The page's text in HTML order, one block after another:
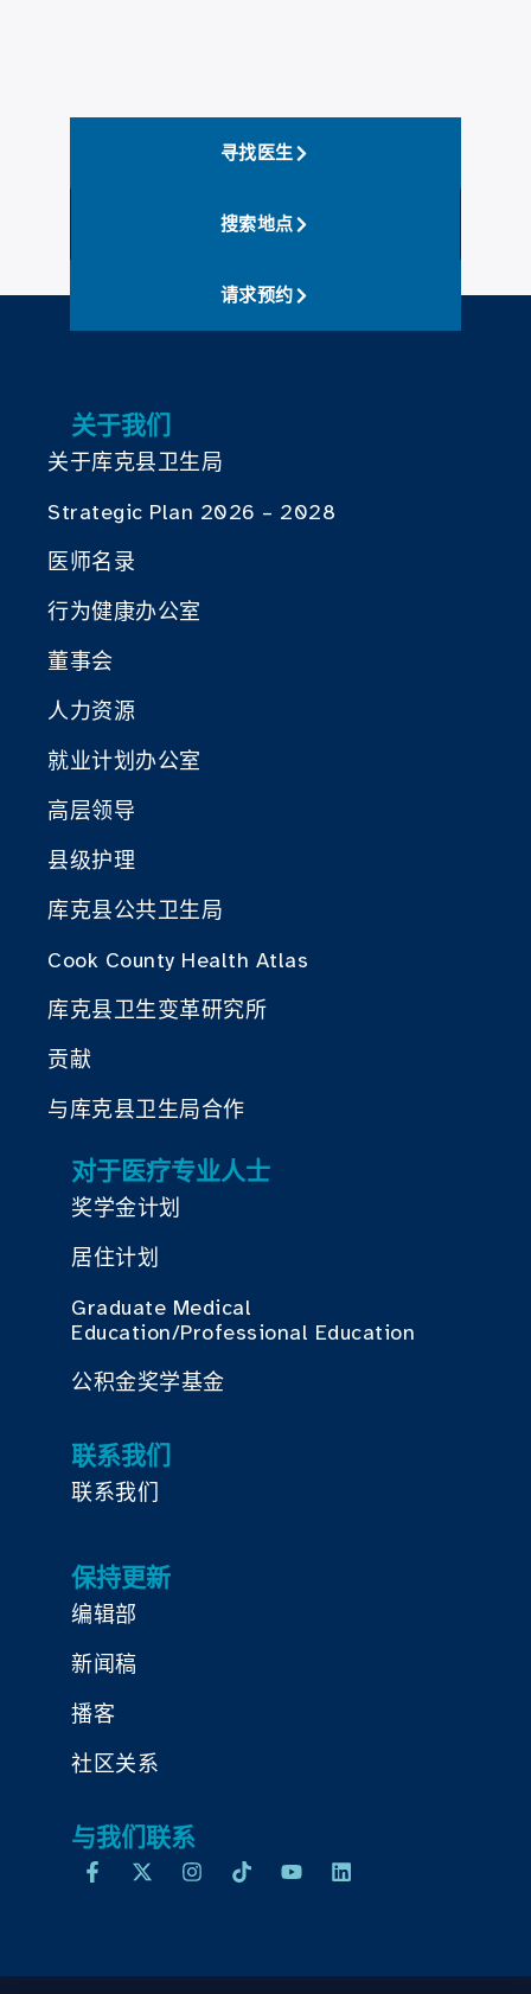
寻找医生
搜索地点
请求预约
关于我们
关于库克县卫生局
Strategic Plan 2026 – 2028
医师名录
行为健康办公室
董事会
人力资源
就业计划办公室
高层领导
县级护理
库克县公共卫生局
Cook County Health Atlas
库克县卫生变革研究所
贡献
与库克县卫生局合作
对于医疗专业人士
奖学金计划
居住计划
Graduate Medical
Education/Professional Education
公积金奖学基金
联系我们
联系我们
保持更新
编辑部
新闻稿
播客
社区关系
与我们联系